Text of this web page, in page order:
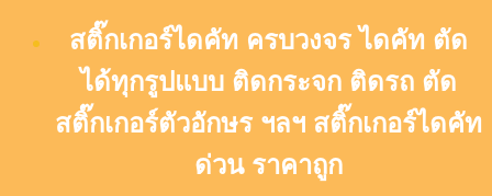
สติ๊กเกอร์ไดคัท ครบวงจร ไดคัท ตัด
ได้ทุกรูปแบบ ติดกระจก ติดรถ ตัด
สติ๊กเกอร์ตัวอักษร ฯลฯ สติ๊กเกอร์ไดคัท
ด่วน ราคาถูก